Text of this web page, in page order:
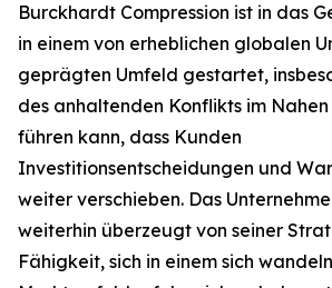
Burckhardt Compression ist in das
in einem von erheblichen globalen
geprägten Umfeld gestartet,
des anhaltenden Konflikts im
führen kann, dass Kunden
Investitionsentscheidungen und
weiter verschieben. Das
weiterhin überzeugt von seiner
Fähigkeit, sich in einem sich